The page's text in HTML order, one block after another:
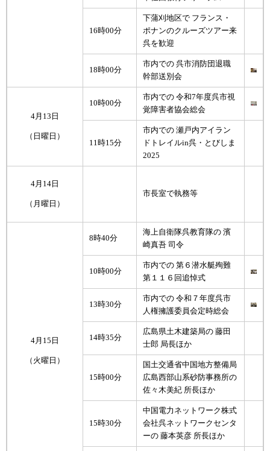
16時00分
下蒲刈地区で フランス・
ポナンのクルーズツアー来
呉を歓迎
18時00分
市内での 呉市消防団退職
幹部送別会
4月13日
（日曜日）
10時00分
市内での 令和7年度呉市視
覚障害者協会総会
11時15分
市内での 瀬戸内アイラン
ドトレイルin呉・とびしま
2025
4月14日
（月曜日）
市長室で執務等
4月15日
（火曜日）
8時40分
海上自衛隊呉教育隊の 濱
崎真吾 司令
10時00分
市内での 第６潜水艇殉難
第１１６回追悼式
13時30分
市内での 令和７年度呉市
人権擁護委員会定時総会
14時35分
広島県土木建築局の 藤田
士郎 局長ほか
15時00分
国土交通省中国地方整備局
広島西部山系砂防事務所の
佐々木美紀 所長ほか
15時30分
中国電力ネットワーク株式
会社呉ネットワークセンタ
ーの 藤本英彦 所長ほか